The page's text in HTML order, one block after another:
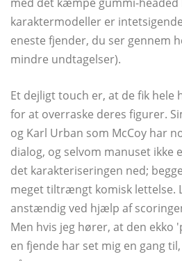
karaktermodeller er
eneste fjender, du ser gennem
mindre undtagelser).
Et dejligt touch er, at de fik
for at overraske deres figurer.
og Karl Urban som McCoy har
dialog, og selvom manuset ikke
det karakteriseringen ned;
meget tiltrængt komisk lettelse.
anstændig ved hjælp af
Men hvis jeg hører, at den ekko
en fjende har set mig en gang